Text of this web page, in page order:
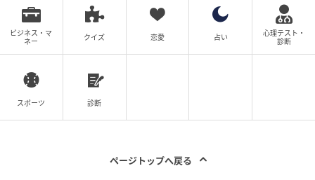
ビジネス・マ
ネー
クイズ 恋愛 占い
心理テスト・
診断
スポーツ 診断
ページトップへ戻る